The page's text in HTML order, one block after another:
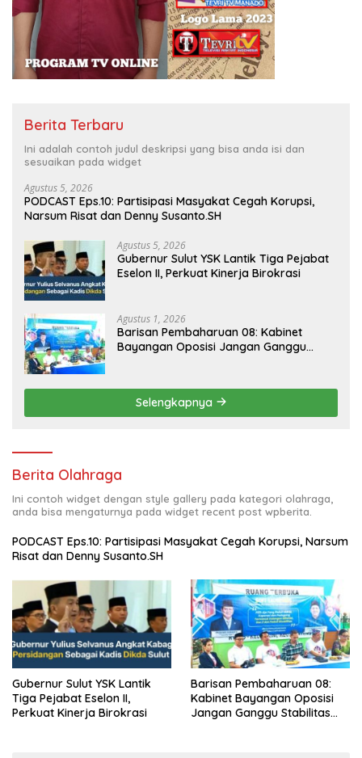
Berita Terbaru
Ini adalah contoh judul deskripsi yang bisa anda isi dan
sesuaikan pada widget
Agustus 5, 2026
PODCAST Eps.10: Partisipasi Masyakat Cegah Korupsi,
Narsum Risat dan Denny Susanto.SH
Agustus 5, 2026
Gubernur Sulut YSK Lantik Tiga Pejabat
Eselon II, Perkuat Kinerja Birokrasi
Agustus 1, 2026
Barisan Pembaharuan 08: Kabinet
Bayangan Oposisi Jangan Ganggu
Selengkapnya
Berita Olahraga
Ini contoh widget dengan style gallery pada kategori olahraga,
anda bisa mengaturnya pada widget recent post wpberita.
PODCAST Eps.10: Partisipasi Masyakat Cegah Korupsi, Narsum
Risat dan Denny Susanto.SH
Gubernur Sulut YSK Lantik
Tiga Pejabat Eselon II,
Perkuat Kinerja Birokrasi
Barisan Pembaharuan 08:
Kabinet Bayangan Oposisi
Jangan Ganggu Stabilitas